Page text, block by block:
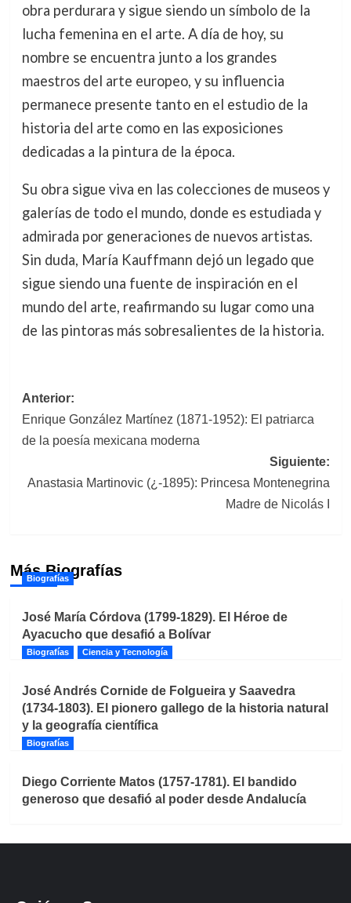
obra perdurara y sigue siendo un símbolo de la
lucha femenina en el arte. A día de hoy, su
nombre se encuentra junto a los grandes
maestros del arte europeo, y su influencia
permanece presente tanto en el estudio de la
historia del arte como en las exposiciones
dedicadas a la pintura de la época.
Su obra sigue viva en las colecciones de museos y
galerías de todo el mundo, donde es estudiada y
admirada por generaciones de nuevos artistas.
Sin duda, María Kauffmann dejó un legado que
sigue siendo una fuente de inspiración en el
mundo del arte, reafirmando su lugar como una
de las pintoras más sobresalientes de la historia.
Navegación
de
Anterior:
Enrique González Martínez (1871-1952): El patriarca
de la poesía mexicana moderna
Siguiente:
Anastasia Martinovic (¿-1895): Princesa Montenegrina
Madre de Nicolás I
Más Biografías
Biografías
José María Córdova (1799-1829). El Héroe de
Ayacucho que desafió a Bolívar
Biografías Ciencia y Tecnología
José Andrés Cornide de Folgueira y Saavedra
(1734-1803). El pionero gallego de la historia natural
y la geografía científica
Biografías
Diego Corriente Matos (1757-1781). El bandido
generoso que desafió al poder desde Andalucía